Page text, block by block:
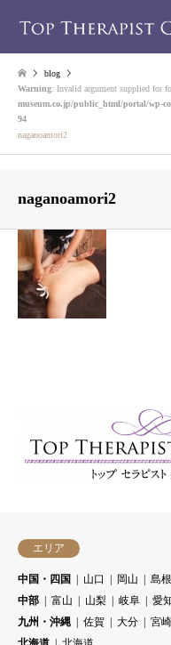
blog
Warning: Invalid argument supplied for
museum.co.jp/public_html/portal/wp-
94
naganoamori2
naganoamori2
エリア
中国・四国 山口 岡山 島根
中部
富山 山梨 岐阜 愛
九州・沖縄
佐賀 大分 宮崎